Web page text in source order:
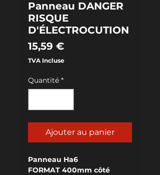
Panneau DANGER
RISQUE
D'ÉLECTROCUTION
15,59 €Prix
TVA Incluse
Quantité *
Ajouter au panier
Panneau Ha6
FORMAT 400mm côté